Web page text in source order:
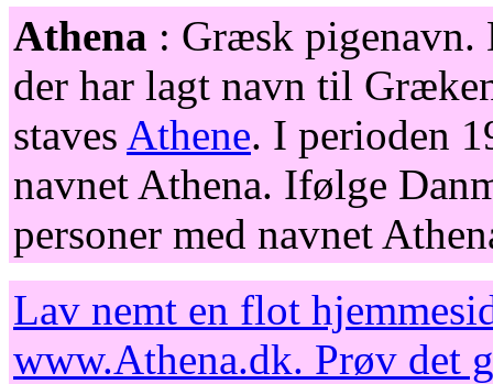
Athena : Græsk pigenavn.
der har lagt navn til
staves Athene. I perioden
navnet Athena. Ifølge
personer med navnet
Lav nemt en flot
www.Athena.dk. Prøv det